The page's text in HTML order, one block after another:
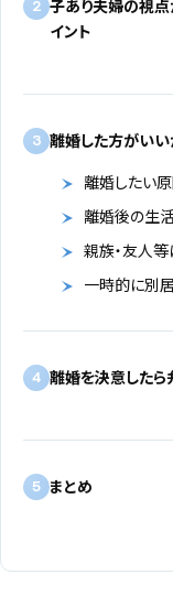
2 子あり夫婦の視
イント
3 離婚した方がいい
離婚したい
離婚後の生
親族・友人
一時的に別
4 離婚を決意したら
5 まとめ